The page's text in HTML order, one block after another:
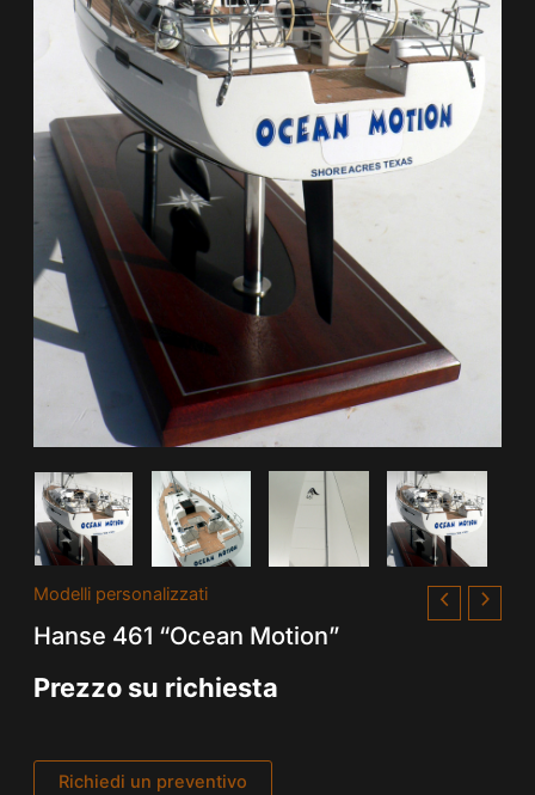
Modelli personalizzati
Hanse 461 “Ocean Motion”
Prezzo su richiesta
Richiedi un preventivo